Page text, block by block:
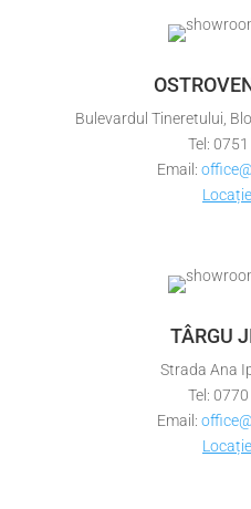
Bulevardul Tineretului,
Tel:
Email:
TÂRGU
Strada Ana
Tel:
Email: